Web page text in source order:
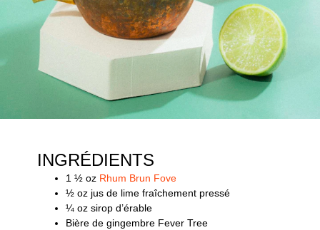
INGRÉDIENTS
1 ½ oz Rhum Brun Fove
½ oz jus de lime fraîchement pressé
¼ oz sirop d’érable
Bière de gingembre Fever Tree